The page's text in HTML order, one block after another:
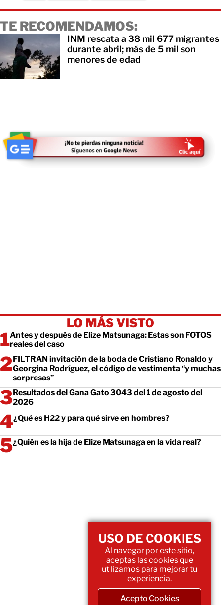
TE RECOMENDAMOS:
INM rescata a 38 mil 677 migrantes
durante abril; más de 5 mil son
menores de edad
LO MÁS VISTO
Antes y después de Elize Matsunaga: Estas son FOTOS
reales del caso
FILTRAN invitación de la boda de Cristiano Ronaldo y
Georgina Rodríguez, el código de vestimenta “y muchas
sorpresas”
Resultados del Gana Gato 3043 del 1 de agosto del
2026
¿Qué es H22 y para qué sirve en hombres?
¿Quién es la hija de Elize Matsunaga en la vida real?
USO DE COOKIES
Al navegar por este sitio,
aceptas las cookies que
utilizamos para mejorar tu
experiencia.
Acepto Cookies